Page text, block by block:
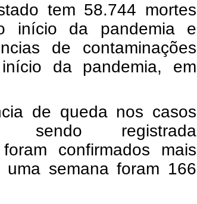
tem 58.744 mortes
início da pandemia e
de contaminações
da pandemia, em
de queda nos casos
sendo registrada
confirmados mais
semana foram 166